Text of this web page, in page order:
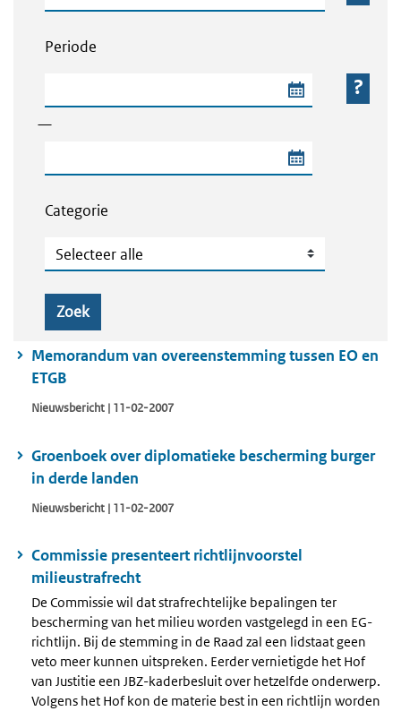
Periode
—
Categorie
Categorie
Zoek
Memorandum van overeenstemming tussen EO en
ETGB
Nieuwsbericht | 11-02-2007
Groenboek over diplomatieke bescherming burger
in derde landen
Nieuwsbericht | 11-02-2007
Commissie presenteert richtlijnvoorstel
milieustrafrecht
De Commissie wil dat strafrechtelijke bepalingen ter
bescherming van het milieu worden vastgelegd in een EG-
richtlijn. Bij de stemming in de Raad zal een lidstaat geen
veto meer kunnen uitspreken. Eerder vernietigde het Hof
van Justitie een JBZ-kaderbesluit over hetzelfde onderwerp.
Volgens het Hof kon de materie best in een richtlijn worden